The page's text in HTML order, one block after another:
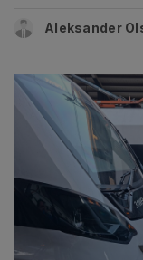
Aleksander